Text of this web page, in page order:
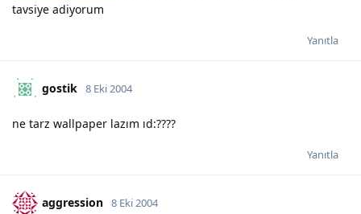
tavsiye adiyorum
Yanıtla
gostik 8 Eki 2004
ne tarz wallpaper lazım ıd:????
Yanıtla
aggression 8 Eki 2004